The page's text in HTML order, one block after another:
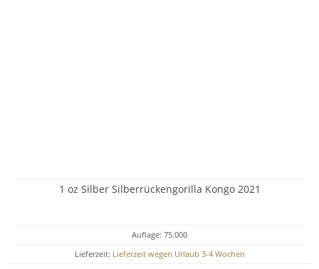
1 oz Silber Silberrückengorilla Kongo 2021
Auflage: 75.000
Lieferzeit: Lieferzeit wegen Urlaub 3-4 Wochen